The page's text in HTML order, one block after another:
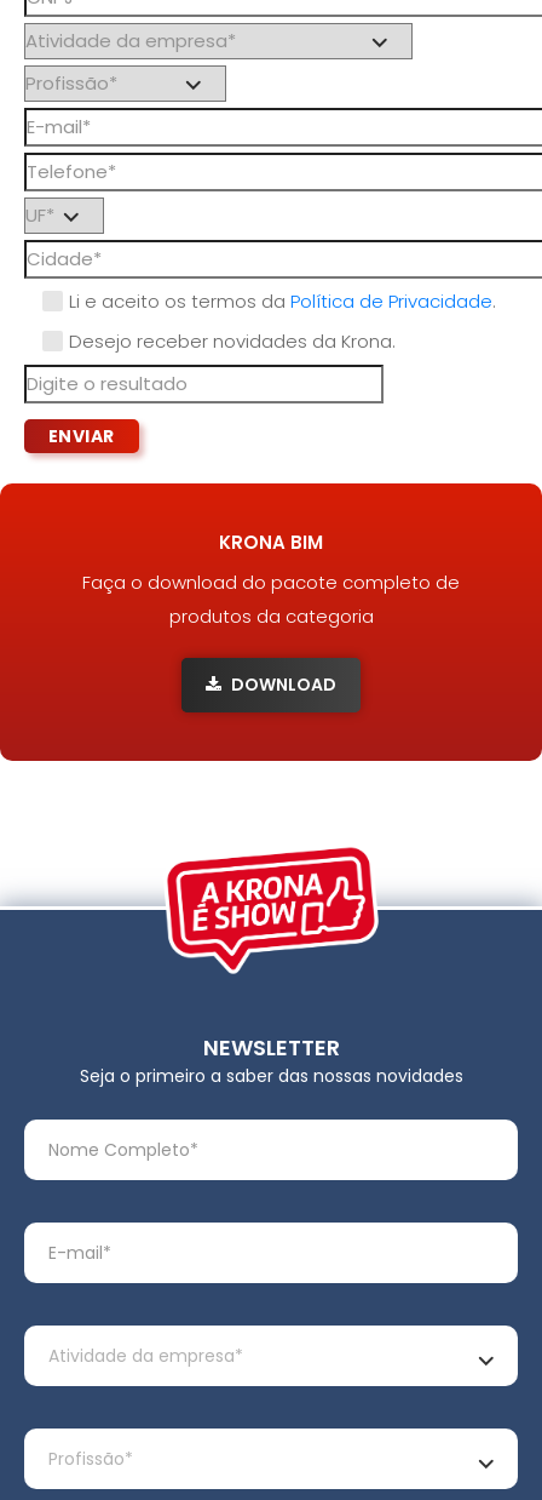
Li e aceito os termos da Política de Privacidade.
Desejo receber novidades da Krona.
KRONA BIM
Faça o download do pacote completo de
produtos da categoria
DOWNLOAD
NEWSLETTER
Seja o primeiro a saber das nossas novidades